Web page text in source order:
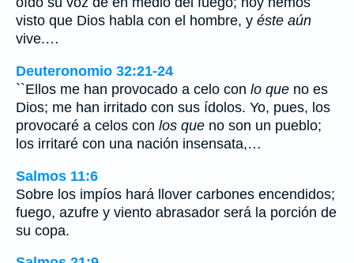
visto que Dios habla con el hombre, y éste aún
vive.…
Deuteronomio 32:21-24
``Ellos me han provocado a celo con lo que no es
Dios; me han irritado con sus ídolos. Yo, pues, los
provocaré a celos con los que no son un pueblo;
los irritaré con una nación insensata,…
Salmos 11:6
Sobre los impíos hará llover carbones encendidos;
fuego, azufre y viento abrasador será la porción de
su copa.